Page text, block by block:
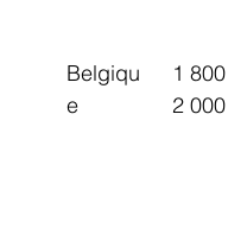
Belgiqu
e
1
2